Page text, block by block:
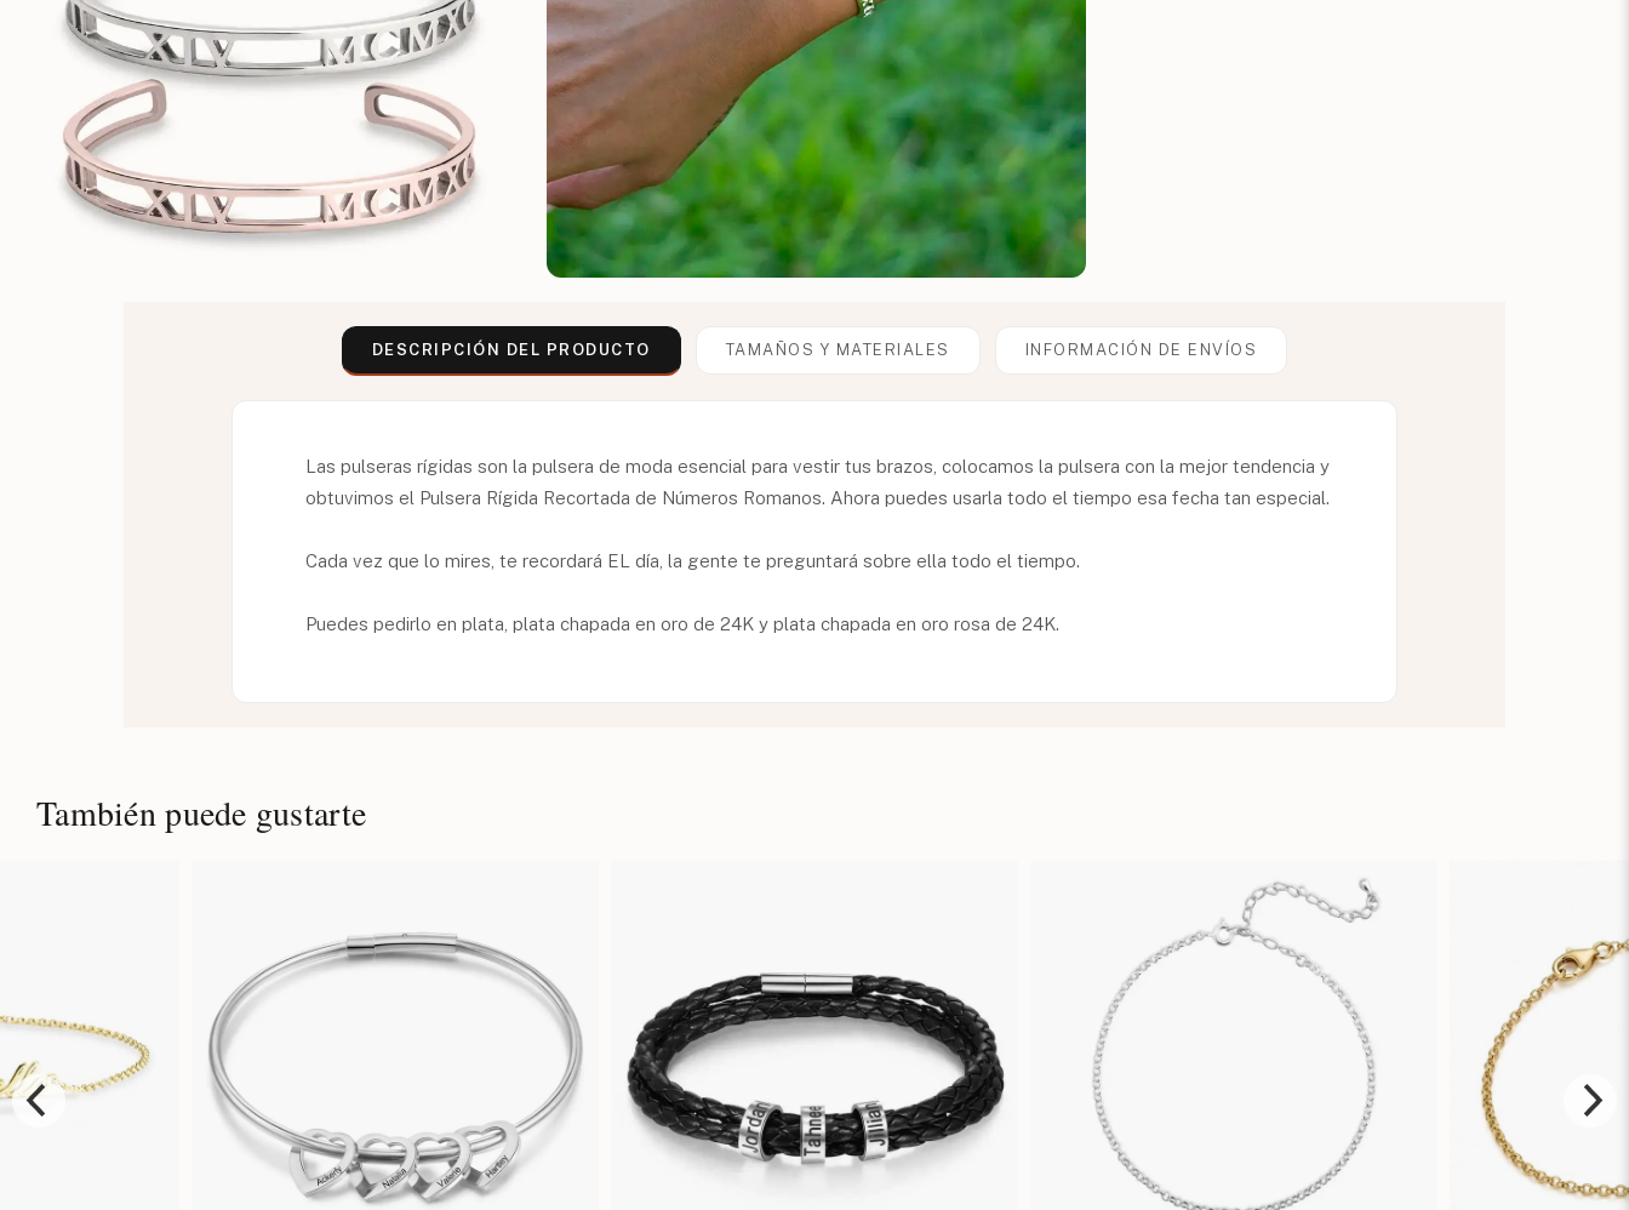
DESCRIPCIÓN DEL PRODUCTO TAMAÑOS Y MATERIALES INFORMACIÓN DE ENVÍOS
Las pulseras rígidas son la pulsera de moda esencial para vestir tus brazos, colocamos la pulsera con la mejor tendencia y
obtuvimos el Pulsera Rígida Recortada de Números Romanos. Ahora puedes usarla todo el tiempo esa fecha tan especial.
Cada vez que lo mires, te recordará EL día, la gente te preguntará sobre ella todo el tiempo.
Puedes pedirlo en plata, plata chapada en oro de 24K y plata chapada en oro rosa de 24K.
También puede gustarte